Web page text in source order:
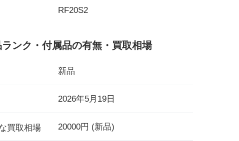
RF20S2
ンク・付属品の有無・買取相場
新品
2026年5月19日
買取相場 20000円 (新品)